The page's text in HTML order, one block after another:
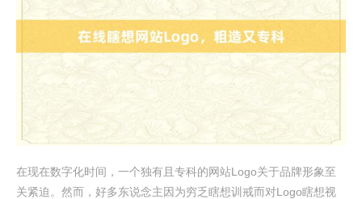
在现在数字化时间，一个独有且专科的网站Logo关于品牌形象至
关紧迫。然而，好多东说念主因为穷乏瞎想训戒而对Logo瞎想视